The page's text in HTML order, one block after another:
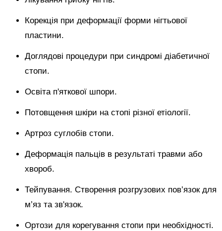
Корекція при деформації форми нігтьової
пластини.
Доглядові процедури при синдромі діабетичної
стопи.
Освіта п'яткової шпори.
Потовщення шкіри на стопі різної етіології.
Артроз суглобів стопи.
Деформація пальців в результаті травми або
хвороб.
Тейпування. Створення розгрузових пов’язок для
м’яз та зв'язок.
Ортози для корегування стопи при необхідності.